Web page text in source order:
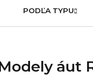
PODĽA TYPU
áut